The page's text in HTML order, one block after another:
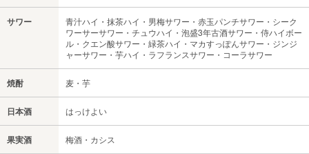
サワー
青汁ハイ・抹茶ハイ・男梅サワー・赤玉パンチサワー・シーク
ワーサーサワー・チュウハイ・泡盛3年古酒サワー・侍ハイボー
ル・クエン酸サワー・緑茶ハイ・マカすっぽんサワー・ジンジ
ャーサワー・芋ハイ・ラフランスサワー・コーラサワー
焼酎 麦・芋
日本酒 はっけよい
果実酒 梅酒・カシス